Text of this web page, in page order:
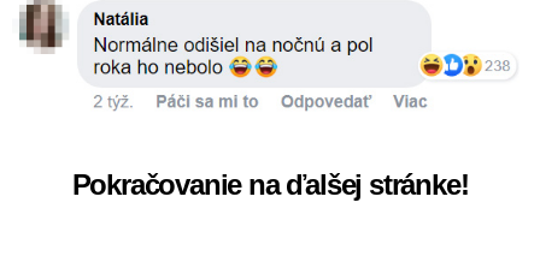
Pokračovanie na ďalšej stránke!